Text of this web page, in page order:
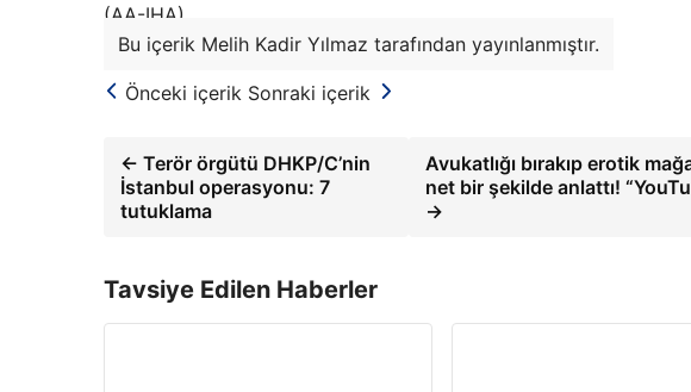
(AA-IHA)
Bu içerik Melih Kadir Yılmaz tarafından yayınlanmıştır.
Önceki içerik Sonraki içerik
← Terör örgütü DHKP/C’nin
İstanbul operasyonu: 7
tutuklama
Avukatlığı bırakıp erotik
net bir şekilde anlattı!
→
Tavsiye Edilen Haberler